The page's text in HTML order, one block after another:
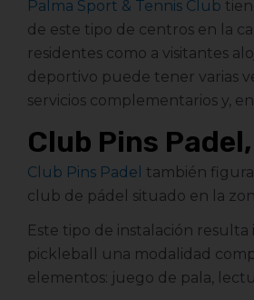
Palma Sport & Tennis Club
de este tipo de centros en la
residentes como a visitantes
deportivo puede tener varias
servicios complementarios y,
Club Pins
Club Pins Padel también
club de pádel situado en la
Este tipo de instalación
pickleball una modalidad
elementos: juego de pala,